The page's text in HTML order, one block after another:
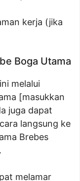
kerja (jika
Boga Utama
melalui
[masukkan
juga dapat
langsung ke
Brebes
melamar